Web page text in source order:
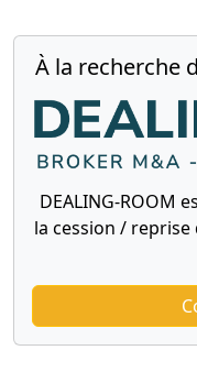
À la recherche
DEALING-ROOM
la cession /